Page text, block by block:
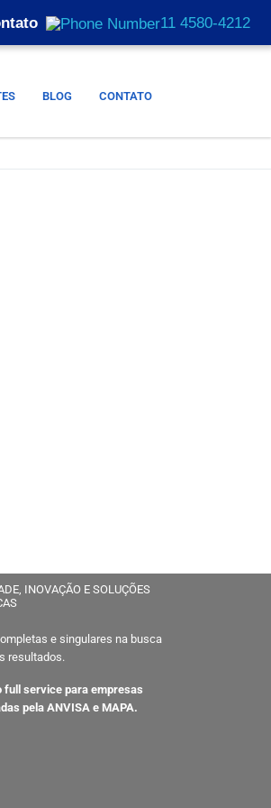
11 4580-4212
BLOG CONTATO
INOVAÇÃO E SOLUÇÕES
e singulares na busca
resultados.
full service para empresas
pela ANVISA e MAPA.